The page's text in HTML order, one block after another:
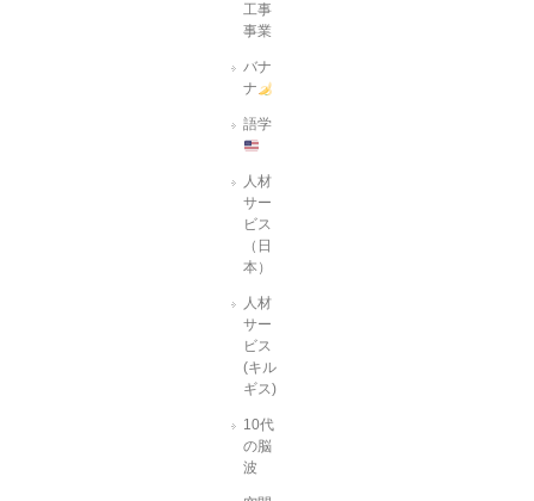
工事
事業
バナ
ナ
語学
人材
サー
ビス
（日
本）
人材
サー
ビス
(キル
ギス)
10代
の脳
波